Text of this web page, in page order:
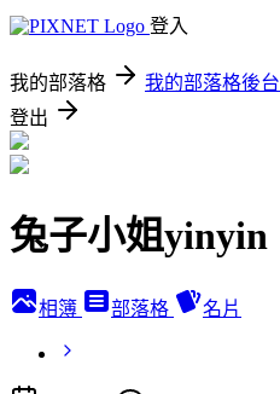
登入
我的部落格 我的部落格後台
登出
兔子小姐yinyin
相簿 部落格 名片